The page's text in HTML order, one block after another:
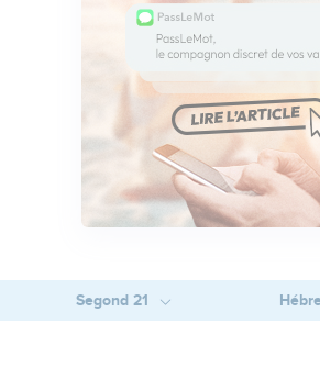
Segond 21